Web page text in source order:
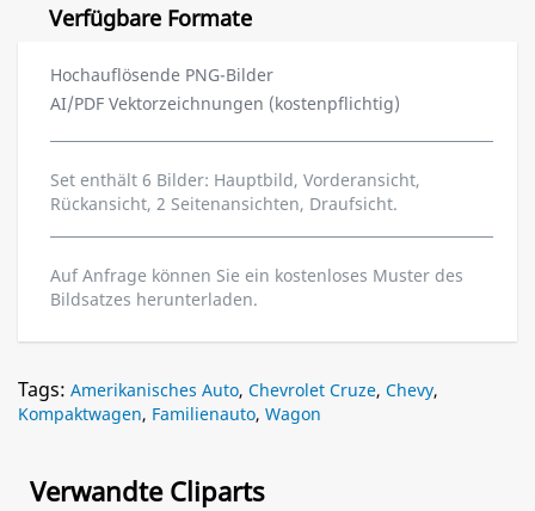
Verfügbare Formate
Hochauflösende PNG-Bilder
AI/PDF Vektorzeichnungen (kostenpflichtig)
Set enthält 6 Bilder: Hauptbild, Vorderansicht,
Rückansicht, 2 Seitenansichten, Draufsicht.
Auf Anfrage können Sie ein kostenloses Muster des
Bildsatzes herunterladen.
Tags: Amerikanisches Auto, Chevrolet Cruze, Chevy,
Kompaktwagen, Familienauto, Wagon
Verwandte Cliparts